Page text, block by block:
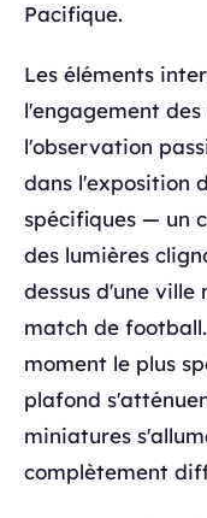
Pacifique.
Les éléments
l'engagement
l'observation
dans l'exposition
spécifiques — un
des lumières
dessus d'une ville
match de
moment le plus
plafond
miniatures
complètement